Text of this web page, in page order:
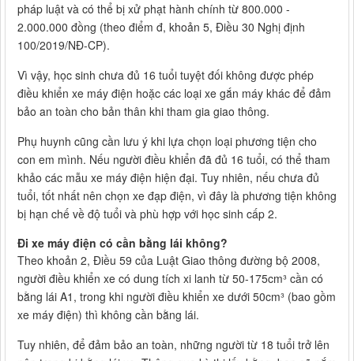
pháp luật và có thể bị xử phạt hành chính từ 800.000 -
2.000.000 đồng (theo điểm đ, khoản 5, Điều 30 Nghị định
100/2019/NĐ-CP).
Vì vậy, học sinh chưa đủ 16 tuổi tuyệt đối không được phép
điều khiển xe máy điện hoặc các loại xe gắn máy khác để đảm
bảo an toàn cho bản thân khi tham gia giao thông.
Phụ huynh cũng cần lưu ý khi lựa chọn loại phương tiện cho
con em mình. Nếu người điều khiển đã đủ 16 tuổi, có thể tham
khảo các mẫu xe máy điện hiện đại. Tuy nhiên, nếu chưa đủ
tuổi, tốt nhất nên chọn xe đạp điện, vì đây là phương tiện không
bị hạn chế về độ tuổi và phù hợp với học sinh cấp 2.
Đi xe máy điện có cần bằng lái không?
Theo khoản 2, Điều 59 của Luật Giao thông đường bộ 2008,
người điều khiển xe có dung tích xi lanh từ 50-175cm³ cần có
bằng lái A1, trong khi người điều khiển xe dưới 50cm³ (bao gồm
xe máy điện) thì không cần bằng lái.
Tuy nhiên, để đảm bảo an toàn, những người từ 18 tuổi trở lên